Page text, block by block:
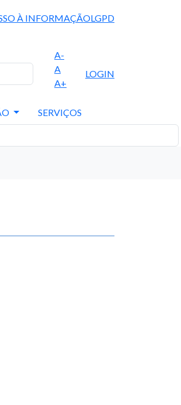
À INFORMAÇÃOLGPD
A-
A
A+
LOGIN
SERVIÇOS